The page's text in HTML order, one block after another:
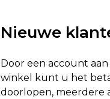
Nieuwe
Door een account
winkel kunt u het
doorlopen, meerdere